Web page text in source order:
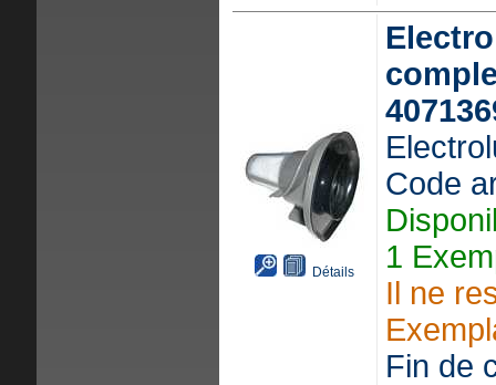
Détails
Code
1
Il ne
Fin de